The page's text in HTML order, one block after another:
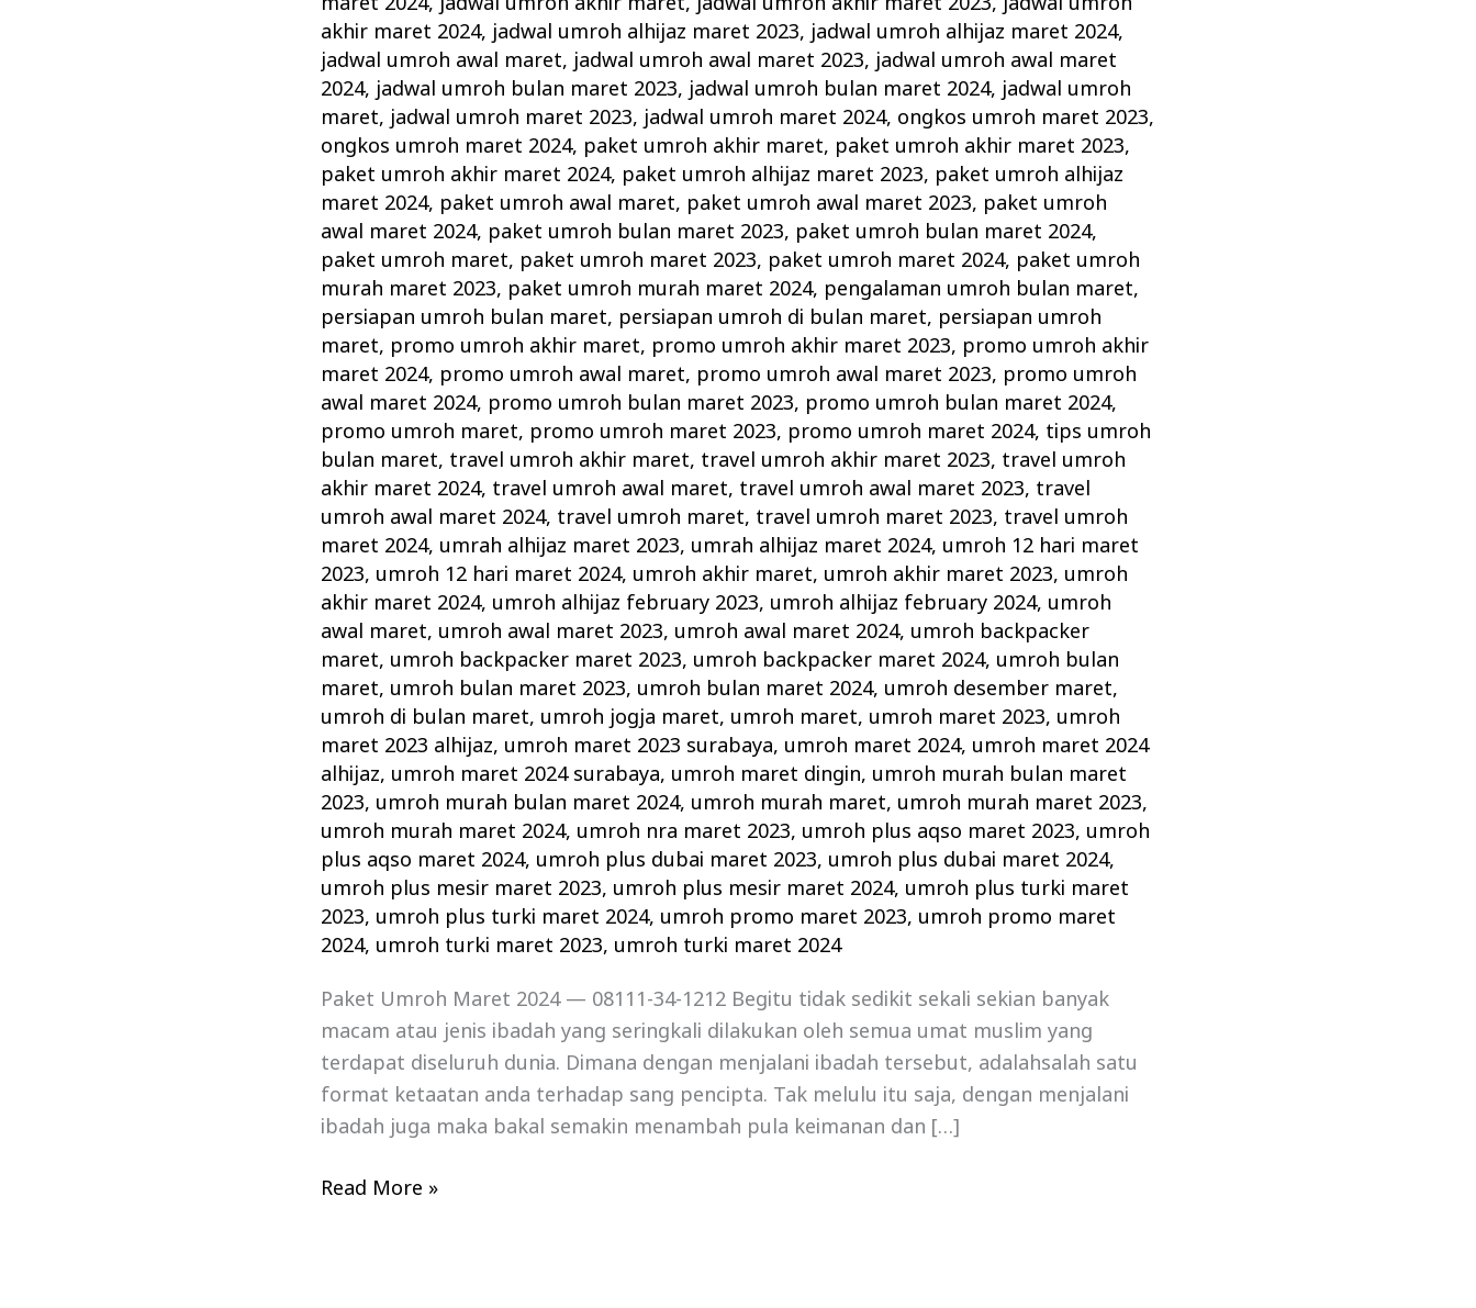
akhir maret 2024, jadwal umroh alhijaz maret 2023, jadwal umroh alhijaz maret 2024,
jadwal umroh awal maret, jadwal umroh awal maret 2023, jadwal umroh awal maret
2024, jadwal umroh bulan maret 2023, jadwal umroh bulan maret 2024, jadwal umroh
maret, jadwal umroh maret 2023, jadwal umroh maret 2024, ongkos umroh maret 2023,
ongkos umroh maret 2024, paket umroh akhir maret, paket umroh akhir maret 2023,
paket umroh akhir maret 2024, paket umroh alhijaz maret 2023, paket umroh alhijaz
maret 2024, paket umroh awal maret, paket umroh awal maret 2023, paket umroh
awal maret 2024, paket umroh bulan maret 2023, paket umroh bulan maret 2024,
paket umroh maret, paket umroh maret 2023, paket umroh maret 2024, paket umroh
murah maret 2023, paket umroh murah maret 2024, pengalaman umroh bulan maret,
persiapan umroh bulan maret, persiapan umroh di bulan maret, persiapan umroh
maret, promo umroh akhir maret, promo umroh akhir maret 2023, promo umroh akhir
maret 2024, promo umroh awal maret, promo umroh awal maret 2023, promo umroh
awal maret 2024, promo umroh bulan maret 2023, promo umroh bulan maret 2024,
promo umroh maret, promo umroh maret 2023, promo umroh maret 2024, tips umroh
bulan maret, travel umroh akhir maret, travel umroh akhir maret 2023, travel umroh
akhir maret 2024, travel umroh awal maret, travel umroh awal maret 2023, travel
umroh awal maret 2024, travel umroh maret, travel umroh maret 2023, travel umroh
maret 2024, umrah alhijaz maret 2023, umrah alhijaz maret 2024, umroh 12 hari maret
2023, umroh 12 hari maret 2024, umroh akhir maret, umroh akhir maret 2023, umroh
akhir maret 2024, umroh alhijaz february 2023, umroh alhijaz february 2024, umroh
awal maret, umroh awal maret 2023, umroh awal maret 2024, umroh backpacker
maret, umroh backpacker maret 2023, umroh backpacker maret 2024, umroh bulan
maret, umroh bulan maret 2023, umroh bulan maret 2024, umroh desember maret,
umroh di bulan maret, umroh jogja maret, umroh maret, umroh maret 2023, umroh
maret 2023 alhijaz, umroh maret 2023 surabaya, umroh maret 2024, umroh maret 2024
alhijaz, umroh maret 2024 surabaya, umroh maret dingin, umroh murah bulan maret
2023, umroh murah bulan maret 2024, umroh murah maret, umroh murah maret 2023,
umroh murah maret 2024, umroh nra maret 2023, umroh plus aqso maret 2023, umroh
plus aqso maret 2024, umroh plus dubai maret 2023, umroh plus dubai maret 2024,
umroh plus mesir maret 2023, umroh plus mesir maret 2024, umroh plus turki maret
2023, umroh plus turki maret 2024, umroh promo maret 2023, umroh promo maret
2024, umroh turki maret 2023, umroh turki maret 2024
Paket Umroh Maret 2024 — 08111-34-1212 Begitu tidak sedikit sekali sekian banyak
macam atau jenis ibadah yang seringkali dilakukan oleh semua umat muslim yang
terdapat diseluruh dunia. Dimana dengan menjalani ibadah tersebut, adalahsalah satu
format ketaatan anda terhadap sang pencipta. Tak melulu itu saja, dengan menjalani
ibadah juga maka bakal semakin menambah pula keimanan dan […]
Read More »